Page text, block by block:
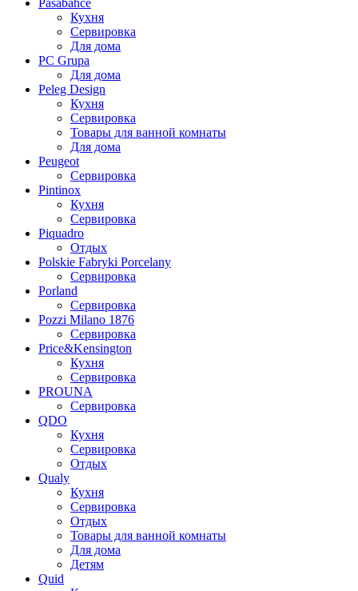
Pasabahce
Кухня
Сервировка
Для дома
PC Grupa
Для дома
Peleg Design
Кухня
Сервировка
Товары для ванной комнаты
Для дома
Peugeot
Сервировка
Pintinox
Кухня
Сервировка
Piquadro
Отдых
Polskie Fabryki Porcelany
Сервировка
Porland
Сервировка
Pozzi Milano 1876
Сервировка
Price&Kensington
Кухня
Сервировка
PROUNA
Сервировка
QDO
Кухня
Сервировка
Отдых
Qualy
Кухня
Сервировка
Отдых
Товары для ванной комнаты
Для дома
Детям
Quid